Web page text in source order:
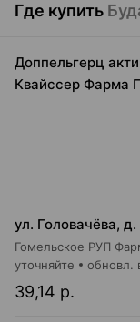
Где купить
Доппельгерц
Квайссер Фарма
ул. Головачёва, д.
Гомельское РУП
39,14 р.
уточняйте обновл.